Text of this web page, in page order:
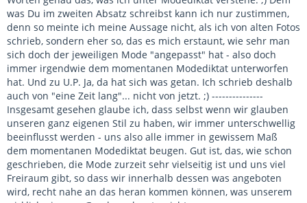
was Du im zweiten Absatz schreibst kann ich nur zustimmen,
denn so meinte ich meine Aussage nicht, als ich von alten Fotos
schrieb, sondern eher so, das es mich erstaunt, wie sehr man
sich doch der jeweiligen Mode "angepasst" hat - also doch
immer irgendwie dem momentanen Modediktat unterworfen
hat. Und zu U.P. Ja, da hat sich was getan. Ich schrieb deshalb
auch von "eine Zeit lang"... nicht von jetzt. ;) ---------------
Insgesamt gesehen glaube ich, dass selbst wenn wir glauben
unseren ganz eigenen Stil zu haben, wir immer unterschwellig
beeinflusst werden - uns also alle immer in gewissem Maß
dem momentanen Modediktat beugen. Gut ist, das, wie schon
geschrieben, die Mode zurzeit sehr vielseitig ist und uns viel
Freiraum gibt, so dass wir innerhalb dessen was angeboten
wird, recht nahe an das heran kommen können, was unserem